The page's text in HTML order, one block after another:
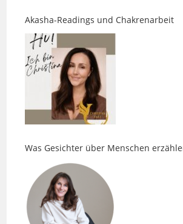
Was Gesichter über Menschen erzählen